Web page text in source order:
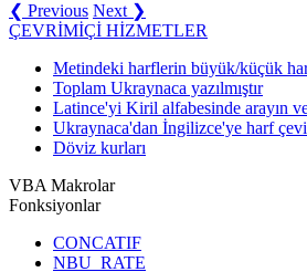
❮ Previous Next ❯
ÇEVRİMİÇİ HİZMETLER
Metindeki harflerin büyük/küçük
Toplam Ukraynaca yazılmıştır
Latince'yi Kiril alfabesinde arayın
Ukraynaca'dan İngilizce'ye harf
Döviz kurları
VBA Makrolar
Fonksiyonlar
CONCATIF
NBU_RATE